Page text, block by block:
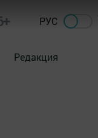
РУС
Редакция